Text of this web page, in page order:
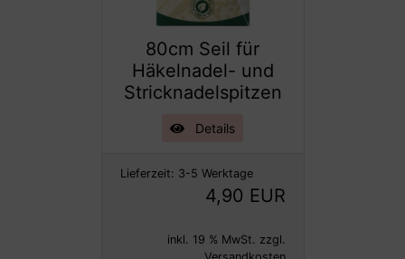
80cm Seil für
Häkelnadel- und
Stricknadelspitzen
Details
Lieferzeit: 3-5 Werktage
4,90 EUR
inkl. 19 % MwSt. zzgl.